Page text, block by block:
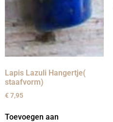
Lapis Lazuli Hangertje(
staafvorm)
€7,95
Toevoegen aan